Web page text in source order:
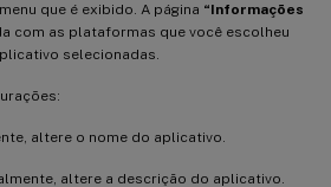
que é exibido. A página “Informações
com as plataformas que você escolheu
selecionadas.
altere o nome do aplicativo.
altere a descrição do aplicativo.